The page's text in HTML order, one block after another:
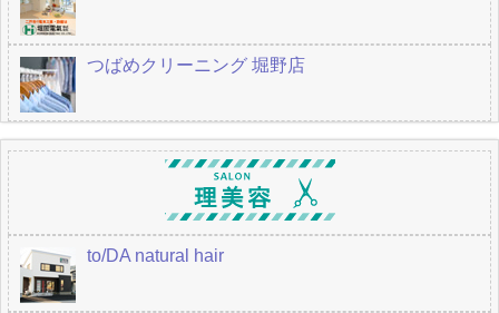
つばめクリーニング 堀野店
to/DA natural hair